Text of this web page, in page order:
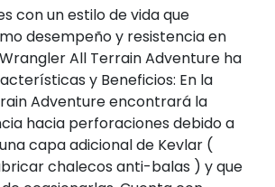
con un estilo de vida que
desempeño y resistencia en
All Terrain Adventure ha
y Beneficios: En la
Adventure encontrará la
hacia perforaciones debido a
capa adicional de Kevlar (
chalecos anti-balas ) y que